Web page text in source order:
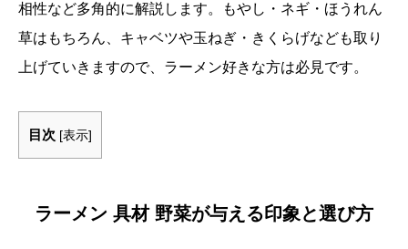
相性など多角的に解説します。もやし・ネギ・ほうれん
草はもちろん、キャベツや玉ねぎ・きくらげなども取り
上げていきますので、ラーメン好きな方は必見です。
目次 [表示]
ラーメン 具材 野菜が与える印象と選び方